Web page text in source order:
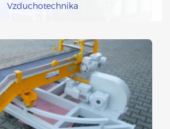
Vzduchotechnika